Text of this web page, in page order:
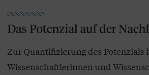
Das Potenzial auf der
Zur Quantifizierung des Potenzials
Wissenschaftlerinnen und